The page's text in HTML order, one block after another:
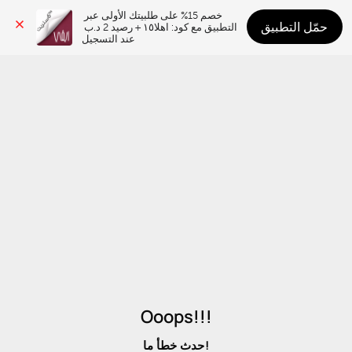
عند التسجيل
حمّل التطبيق
Ooops!!!
حدث خطأ ما!